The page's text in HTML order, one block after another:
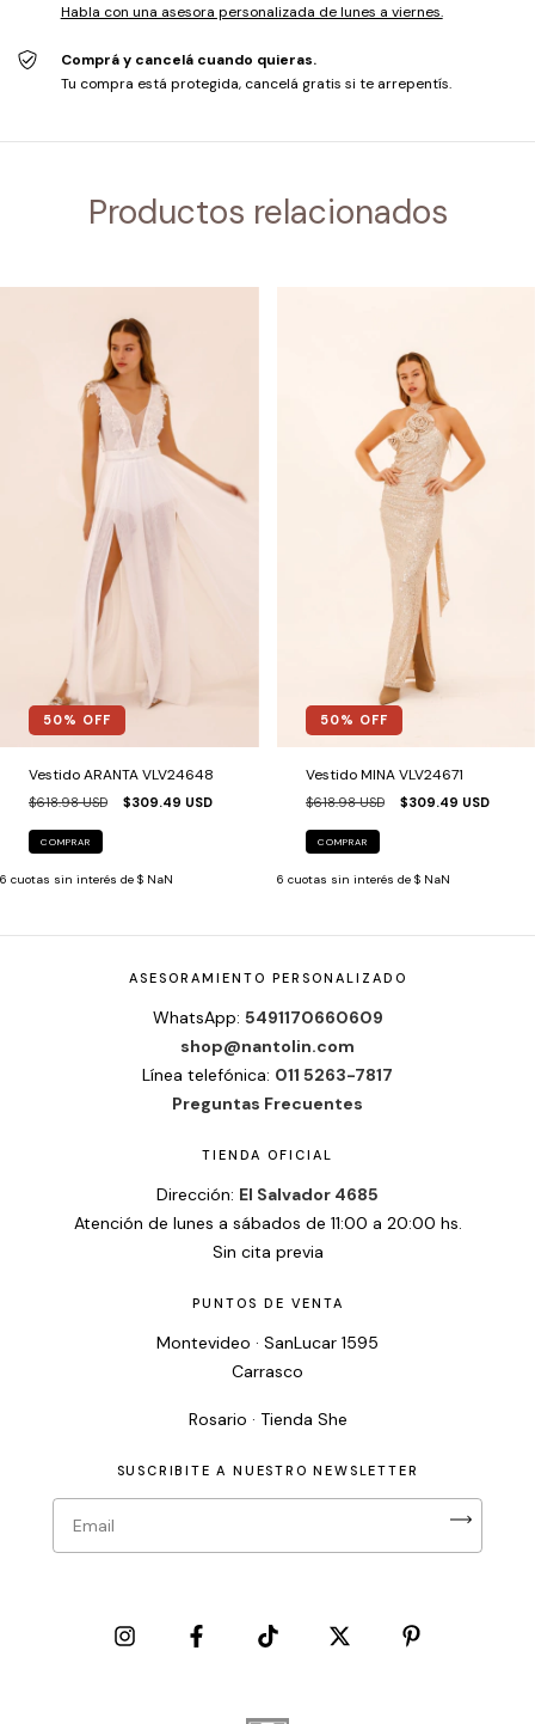
Habla con una asesora personalizada de lunes a viernes.
Comprá y cancelá cuando quieras.
Tu compra está protegida, cancelá gratis si te arrepentís.
Productos relacionados
50% OFF
Vestido ARANTA VLV24648
$618.98 USD $309.49 USD
COMPRAR
6 cuotas sin interés de $ NaN
50% OFF
Vestido MINA VLV24671
$618.98 USD $309.49 USD
COMPRAR
6 cuotas sin interés de $ NaN
ASESORAMIENTO PERSONALIZADO
WhatsApp: 5491170660609
shop@nantolin.com
Línea telefónica: 011 5263-7817
Preguntas Frecuentes
TIENDA OFICIAL
Dirección: El Salvador 4685
Atención de lunes a sábados de 11:00 a 20:00 hs.
Sin cita previa
PUNTOS DE VENTA
Montevideo · SanLucar 1595
Carrasco
Rosario · Tienda She
SUSCRIBITE A NUESTRO NEWSLETTER